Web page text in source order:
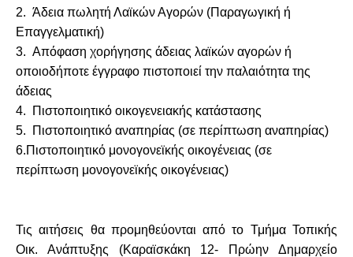
2. Άδεια πωλητή Λαϊκών Αγορών (Παραγωγική ή
Επαγγελματική)
3. Απόφαση χορήγησης άδειας λαϊκών αγορών ή
οποιοδήποτε έγγραφο πιστοποιεί την παλαιότητα της
άδειας
4.
Πιστοποιητικό οικογενειακής κατάστασης
5.
Πιστοποιητικό αναπηρίας (σε περίπτωση αναπηρίας)
6.Πιστοποιητικό μονογονεϊκής οικογένειας (σε
περίπτωση μονογονεϊκής οικογένειας)
Τις αιτήσεις θα προμηθεύονται από το Τμήμα Τοπικής
Οικ. Ανάπτυξης (Καραϊσκάκη 12- Πρώην Δημαρχείο